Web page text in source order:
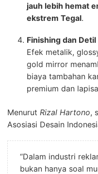
jauh lebih hemat
ekstrem Tegal.
Finishing dan Detil
Efek metalik,
gold mirror
biaya tambahan
premium dan
Menurut Rizal Hartono,
Asosiasi Desain
“Dalam industri
bukan hanya soal